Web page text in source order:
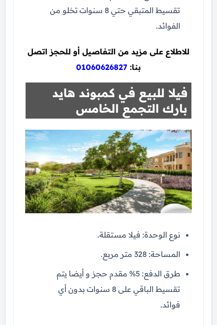
تقسيط المتبقي حتي 8 سنوات تخلو من
الفوائد.
للاطلاع على مزيد من التفاصيل أو للحجز اتصل
بنا: 01060626827
فيلا للبيع في كمبوند هايد
بارك التجمع الخامس
نوع الوحدة: فيلا مستقلة.
المساحة: 328 متر مربع.
طرق الدفع: 5% مقدم حجز و أيضا يتم
تقسيط الباقي على 8 سنوات بدون أي
فوائد.